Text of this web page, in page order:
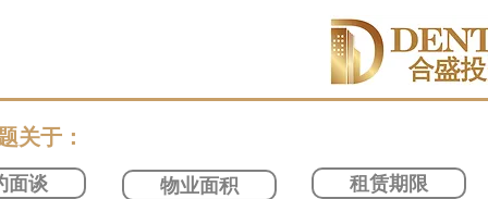
关于：
面谈 物业面积 租赁期限